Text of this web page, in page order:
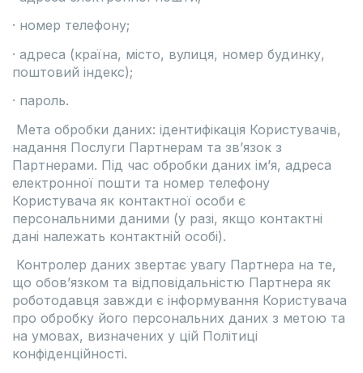
· номер телефону;
· адреса (країна, місто, вулиця, номер будинку,
поштовий індекс);
· пароль.
Мета обробки даних: ідентифікація Користувачів,
надання Послуги Партнерам та зв’язок з
Партнерами. Під час обробки даних ім’я, адреса
електронної пошти та номер телефону
Користувача як контактної особи є
персональними даними (у разі, якщо контактні
дані належать контактній особі).
Контролер даних звертає увагу Партнера на те,
що обов’язком та відповідальністю Партнера як
роботодавця завжди є інформування Користувача
про обробку його персональних даних з метою та
на умовах, визначених у цій Політиці
конфіденційності.